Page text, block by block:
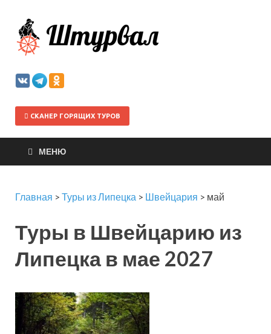
СКАНЕР ГОРЯЩИХ ТУРОВ
МЕНЮ
Главная > Туры из Липецка > Швейцария > май
Туры в Швейцарию из
Липецка в мае 2027